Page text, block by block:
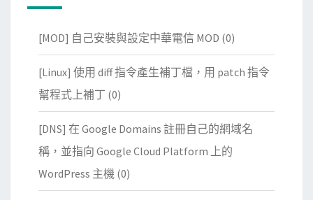
[MOD] 自己安裝與設定中華電信 MOD (0)
[Linux] 使用 diff 指令產生補丁檔，用 patch 指令
幫程式上補丁 (0)
[DNS] 在 Google Domains 註冊自己的網域名
稱，並指向 Google Cloud Platform 上的
WordPress 主機 (0)